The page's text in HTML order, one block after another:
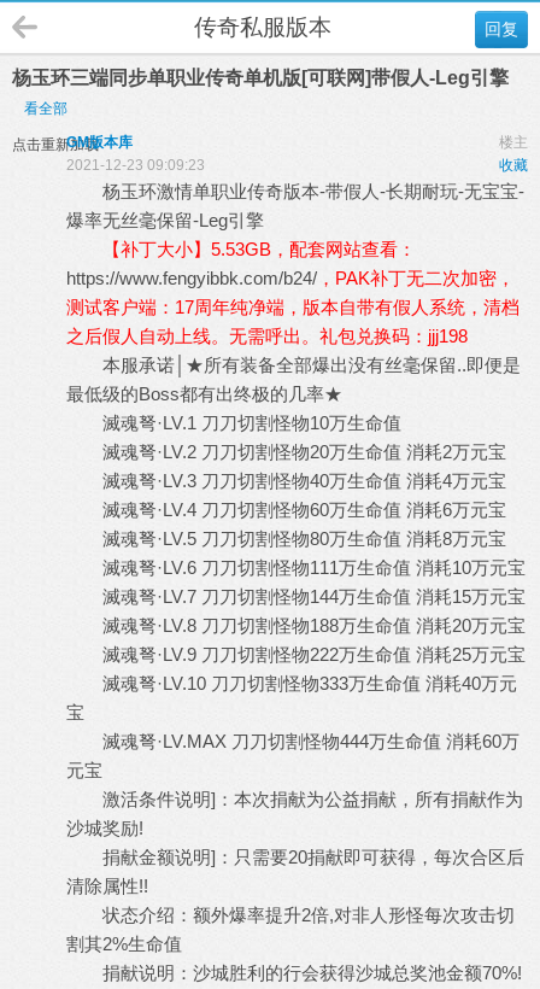
回复
传奇私服版本
杨玉环三端同步单职业传奇单机版[可联网]带假人-Leg引擎
看全部
点击重新加载 楼主
GM版本库
收藏
2021-12-23 09:09:23
杨玉环激情单职业传奇版本-带假人-长期耐玩-无宝宝-
爆率无丝毫保留-Leg引擎
【补丁大小】5.53GB，配套网站查看：
https://www.fengyibbk.com/b24/ ，PAK补丁无二次加密，
测试客户端：17周年纯净端，版本自带有假人系统，清档
之后假人自动上线。无需呼出。礼包兑换码：jjj198
本服承诺│★所有装备全部爆出没有丝毫保留..即便是
最低级的Boss都有出终极的几率★
滅魂弩·LV.1 刀刀切割怪物10万生命值
滅魂弩·LV.2 刀刀切割怪物20万生命值 消耗2万元宝
滅魂弩·LV.3 刀刀切割怪物40万生命值 消耗4万元宝
滅魂弩·LV.4 刀刀切割怪物60万生命值 消耗6万元宝
滅魂弩·LV.5 刀刀切割怪物80万生命值 消耗8万元宝
滅魂弩·LV.6 刀刀切割怪物111万生命值 消耗10万元宝
滅魂弩·LV.7 刀刀切割怪物144万生命值 消耗15万元宝
滅魂弩·LV.8 刀刀切割怪物188万生命值 消耗20万元宝
滅魂弩·LV.9 刀刀切割怪物222万生命值 消耗25万元宝
滅魂弩·LV.10 刀刀切割怪物333万生命值 消耗40万元
宝
滅魂弩·LV.MAX 刀刀切割怪物444万生命值 消耗60万
元宝
激活条件说明]：本次捐献为公益捐献，所有捐献作为
沙城奖励!
捐献金额说明]：只需要20捐献即可获得，每次合区后
清除属性!!
状态介绍：额外爆率提升2倍,对非人形怪每次攻击切
割其2%生命值
捐献说明：沙城胜利的行会获得沙城总奖池金额70%!